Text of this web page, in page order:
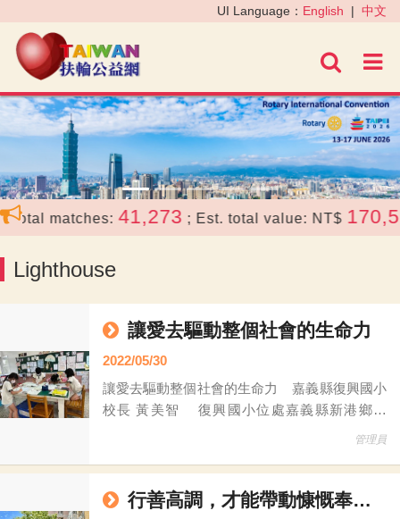
進階
UI Language： English | 中文
‹ ›
matches: 41,273 ; Est. total value: NT$
Lighthouse
讓愛去驅動整個社會的生命力
2022/05/30
讓愛去驅動整個社會的生命力 嘉義縣復興國小
校長 黃美智 復興國小位處嘉義縣新港鄉郊
區，屬交通不便的偏遠學校，目前國小含幼兒園
多以務農為業。最近極端氣候嚴重，也嚴重打擊
了基層的農業，大大影響了農家收入，所以能提
管理員
行善高調，才能帶動慷慨奉獻的格調